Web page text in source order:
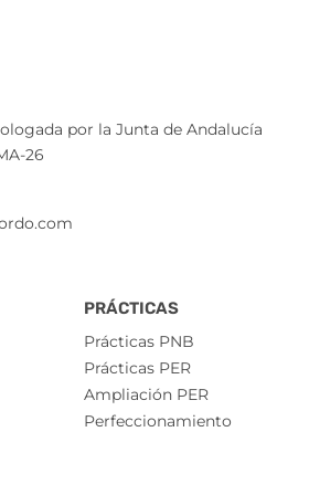
por la Junta de Andalucía
26
PRÁCTICAS
Prácticas PNB
Prácticas PER
Ampliación PER
Perfeccionamiento